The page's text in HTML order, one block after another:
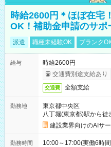
時給2600円＊ほぼ在宅
OK！補助金申請のサポ
派遣 職種未経験OK ブランク
給与
時給2600円
交通費別途支給あり
交通費 全額支給
勤務地
東京都中央区
八丁堀(東京都)駅から徒
建設業界向けのAIサ
勤務時間
10:00～17:00(実働6時